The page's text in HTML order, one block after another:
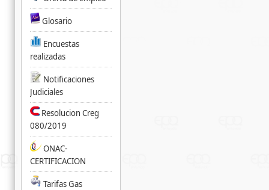
Glosario
Encuestas
realizadas
Notificaciones
Judiciales
Resolucion Creg
080/2019
ONAC-
CERTIFICACION
Tarifas Gas